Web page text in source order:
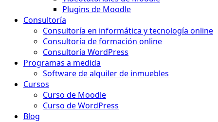
Plugins de Moodle
Consultoría
Consultoría en informática y tecnología online
Consultoría de formación online
Consultoría WordPress
Programas a medida
Software de alquiler de inmuebles
Cursos
Curso de Moodle
Curso de WordPress
Blog